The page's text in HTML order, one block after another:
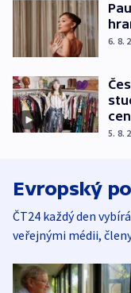
6. 8.
5. 8.
Evropský
ČT24 každý den
veřejnými médii,